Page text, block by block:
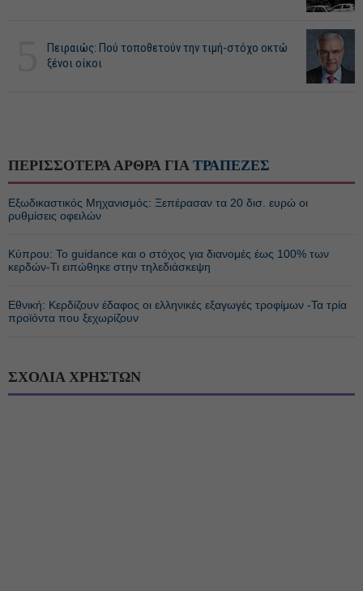
Πειραιώς: Πού τοποθετούν την τιμή-στόχο οκτώ
ξένοι οίκοι
ΠΕΡΙΣΣΟΤΕΡΑ ΑΡΘΡΑ ΓΙΑ ΤΡΑΠΕΖΕΣ
Εξωδικαστικός Μηχανισμός: Ξεπέρασαν τα 20 δισ. ευρώ οι
ρυθμίσεις οφειλών
Κύπρου: Το guidance και ο στόχος για διανομές έως 100% των
κερδών-Τι ειπώθηκε στην τηλεδιάσκεψη
Εθνική: Κερδίζουν έδαφος οι ελληνικές εξαγωγές τροφίμων -Τα τρία
προϊόντα που ξεχωρίζουν
ΣΧΟΛΙΑ ΧΡΗΣΤΩΝ